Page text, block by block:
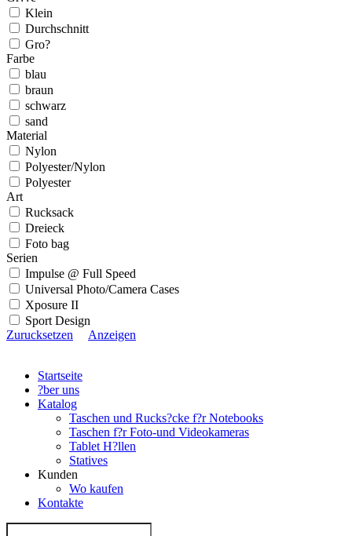
Klein
Durchschnitt
Gro?
Farbe
blau
braun
schwarz
sand
Material
Nylon
Polyester/Nylon
Polyester
Art
Rucksack
Dreieck
Foto bag
Serien
Impulse @ Full Speed
Universal Photo/Camera Cases
Xposure II
Sport Design
Zurucksetzen
Anzeigen
Startseite
?ber uns
Katalog
Taschen und Rucks?cke f?r Notebooks
Taschen f?r Foto-und Videokameras
Tablet H?llen
Statives
Kunden
Wo kaufen
Kontakte